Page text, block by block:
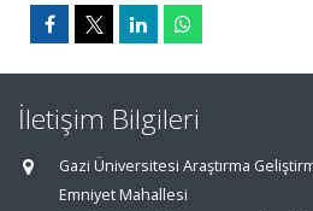
İletişim Bilgileri
Gazi Üniversitesi Araştırma
Emniyet Mahallesi